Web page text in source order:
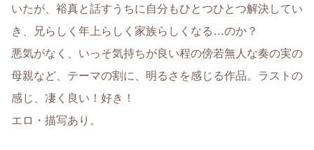
いたが、裕真と話すうちに自分もひとつひとつ解決してい
き、兄らしく年上らしく家族らしくなる…のか？
悪気がなく、いっそ気持ちが良い程の傍若無人な奏の実の
母親など、テーマの割に、明るさを感じる作品。ラストの
感じ、凄く良い！好き！
エロ・描写あり。